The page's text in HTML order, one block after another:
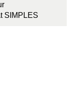
SIMPLES